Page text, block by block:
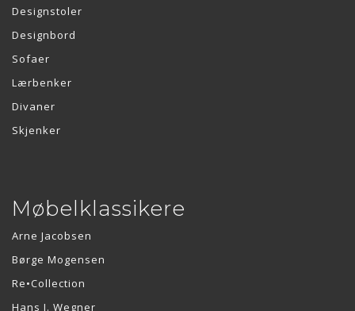
Designstoler
Designbord
Sofaer
Lærbenker
Divaner
Skjenker
Møbelklassikere
Arne Jacobsen
Børge Mogensen
Re•Collection
Hans J. Wegner